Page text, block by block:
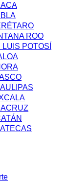
ROO
POTOSÍ